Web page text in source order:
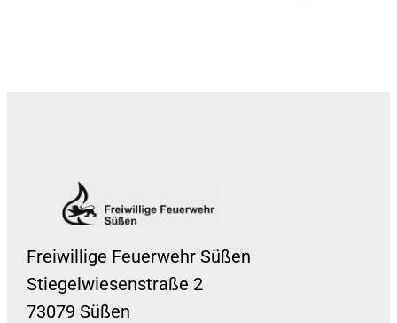
Freiwillige Feuerwehr Süßen
Stiegelwiesenstraße 2
73079 Süßen